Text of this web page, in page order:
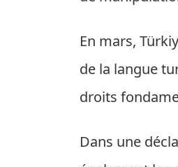
En mars,
de la langue
droits
Dans une